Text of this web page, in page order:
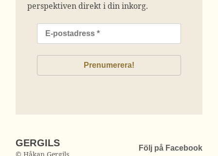
perspektiven direkt i din inkorg.
GERGILS Följ på Facebook